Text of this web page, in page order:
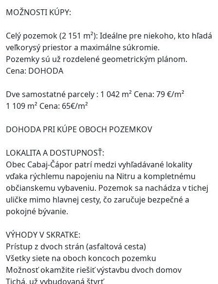
MOŽNOSTI KÚPY:
Celý pozemok (2 151 m²): Ideálne pre niekoho, kto hľadá
veľkorysý priestor a maximálne súkromie.
Pozemky sú už rozdelené geometrickým plánom.
Cena: DOHODA
Dve samostatné parcely : 1 042 m² Cena: 79 €/m²
1 109 m² Cena: 65€/m²
DOHODA PRI KÚPE OBOCH POZEMKOV
LOKALITA A DOSTUPNOSŤ:
Obec Cabaj-Čápor patrí medzi vyhľadávané lokality
vďaka rýchlemu napojeniu na Nitru a kompletnému
občianskemu vybaveniu. Pozemok sa nachádza v tichej
uličke mimo hlavnej cesty, čo zaručuje bezpečné a
pokojné bývanie.
VÝHODY V SKRATKE:
Prístup z dvoch strán (asfaltová cesta)
Všetky siete na oboch koncoch pozemku
Možnosť okamžite riešiť výstavbu dvoch domov
Tichá, už vybudovaná štvrť